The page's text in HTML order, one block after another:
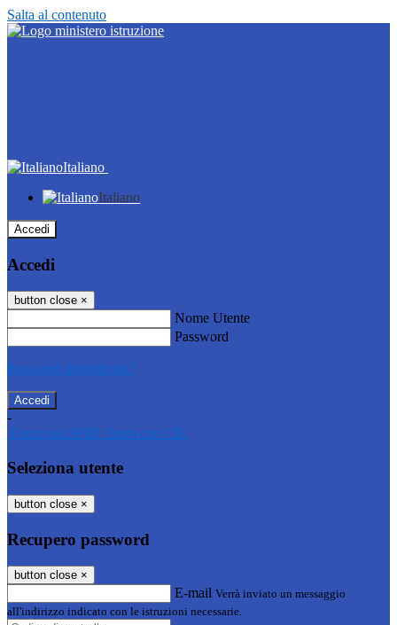
Salta al contenuto
Italiano
Italiano
Accedi
Accedi
button close ×
Nome Utente
Password
Password dimenticata?
-
Entra con SPID Entra con CIE
Seleziona utente
button close ×
Recupero password
button close ×
E-mail Verrà inviato un messaggio
all'indirizzo indicato con le istruzioni necessarie.